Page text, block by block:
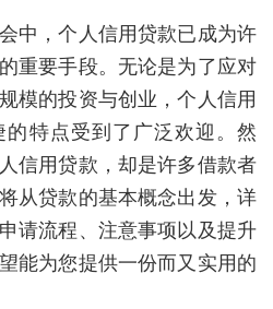
中，个人信用贷款已成为许
重要手段。无论是为了应对
模的投资与创业，个人信用
特点受到了广泛欢迎。然
信用贷款，却是许多借款者
从贷款的基本概念出发，详
请流程、注意事项以及提升
能为您提供一份而又实用的